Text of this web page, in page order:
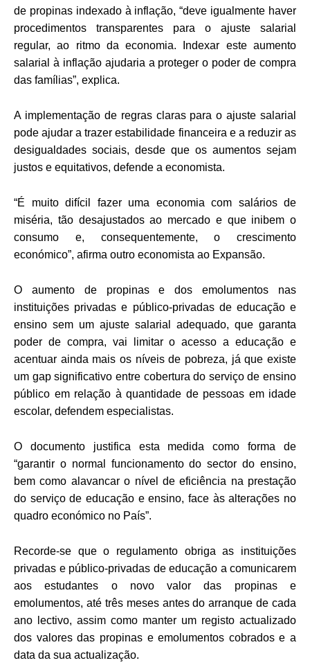
de propinas indexado à inflação, “deve igualmente haver
procedimentos transparentes para o ajuste salarial
regular, ao ritmo da economia. Indexar este aumento
salarial à inflação ajudaria a proteger o poder de compra
das famílias”, explica.
A implementação de regras claras para o ajuste salarial
pode ajudar a trazer estabilidade financeira e a reduzir as
desigualdades sociais, desde que os aumentos sejam
justos e equitativos, defende a economista.
“É muito difícil fazer uma economia com salários de
miséria, tão desajustados ao mercado e que inibem o
consumo e, consequentemente, o crescimento
económico”, afirma outro economista ao Expansão.
O aumento de propinas e dos emolumentos nas
instituições privadas e público-privadas de educação e
ensino sem um ajuste salarial adequado, que garanta
poder de compra, vai limitar o acesso a educação e
acentuar ainda mais os níveis de pobreza, já que existe
um gap significativo entre cobertura do serviço de ensino
público em relação à quantidade de pessoas em idade
escolar, defendem especialistas.
O documento justifica esta medida como forma de
“garantir o normal funcionamento do sector do ensino,
bem como alavancar o nível de eficiência na prestação
do serviço de educação e ensino, face às alterações no
quadro económico no País”.
Recorde-se que o regulamento obriga as instituições
privadas e público-privadas de educação a comunicarem
aos estudantes o novo valor das propinas e
emolumentos, até três meses antes do arranque de cada
ano lectivo, assim como manter um registo actualizado
dos valores das propinas e emolumentos cobrados e a
data da sua actualização.